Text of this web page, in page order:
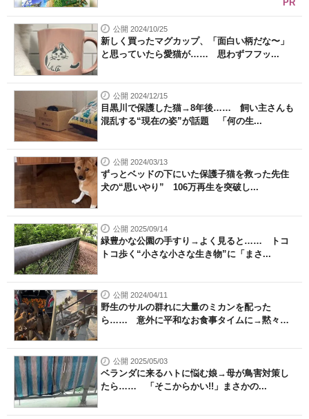
PR
公開 2024/10/25
新しく買ったマグカップ、「面白い柄だな〜」
と思っていたら愛猫が…… 思わずフフッ...
公開 2024/12/15
目黒川で保護した猫→8年後…… 飼い主さんも
混乱する“現在の姿”が話題 「何の生...
公開 2024/03/13
ずっとベッドの下にいた保護子猫を救った先住
犬の“思いやり” 106万再生を突破し...
公開 2025/09/14
緑豊かな公園の手すり→よく見ると…… トコ
トコ歩く“小さな小さな生き物”に「まさ...
公開 2024/04/11
野生のサルの群れに大量のミカンを配った
ら…… 意外に平和なお食事タイムに→黙々
公開 2025/05/03
ベランダに来るハトに悩む娘→母が鳥害対策し
たら…… 「そこからかい!!」まさかの...